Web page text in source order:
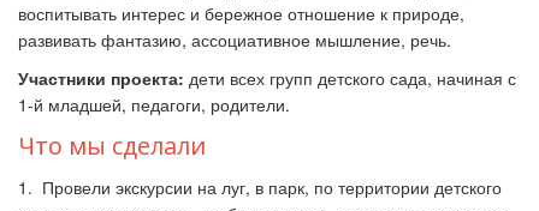
воспитывать интерес и бережное отношение к природе,
развивать фантазию, ассоциативное мышление, речь.
Участники проекта: дети всех групп детского сада, начиная с
1-й младшей, педагоги, родители.
Что мы сделали
1. Провели экскурсии на луг, в парк, по территории детского